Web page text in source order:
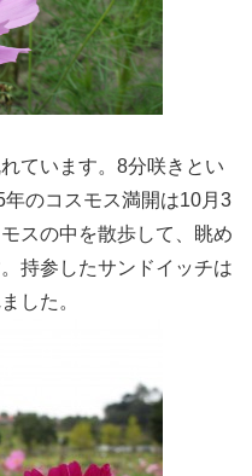
ています。8分咲きとい
のコスモス満開は10月3
スの中を散歩して、眺め
持参したサンドイッチは
した。